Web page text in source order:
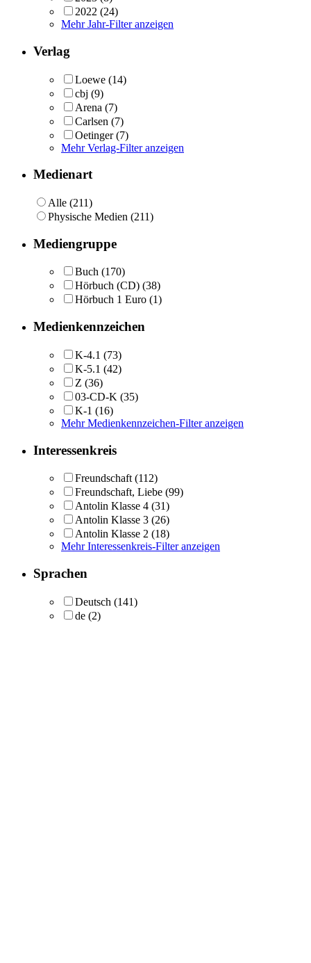
2022 (24)
Mehr Jahr-Filter anzeigen
Verlag
Loewe (14)
cbj (9)
Arena (7)
Carlsen (7)
Oetinger (7)
Mehr Verlag-Filter anzeigen
Medienart
Alle (211)
Physische Medien (211)
Mediengruppe
Buch (170)
Hörbuch (CD) (38)
Hörbuch 1 Euro (1)
Medienkennzeichen
K-4.1 (73)
K-5.1 (42)
Z (36)
03-CD-K (35)
K-1 (16)
Mehr Medienkennzeichen-Filter anzeigen
Interessenkreis
Freundschaft (112)
Freundschaft, Liebe (99)
Antolin Klasse 4 (31)
Antolin Klasse 3 (26)
Antolin Klasse 2 (18)
Mehr Interessenkreis-Filter anzeigen
Sprachen
Deutsch (141)
de (2)